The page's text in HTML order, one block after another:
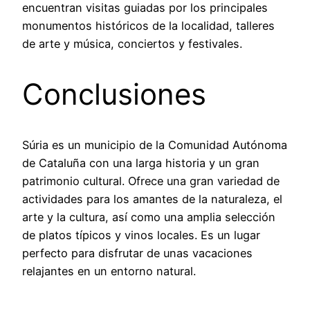
encuentran visitas guiadas por los principales
monumentos históricos de la localidad, talleres
de arte y música, conciertos y festivales.
Conclusiones
Súria es un municipio de la Comunidad Autónoma
de Cataluña con una larga historia y un gran
patrimonio cultural. Ofrece una gran variedad de
actividades para los amantes de la naturaleza, el
arte y la cultura, así como una amplia selección
de platos típicos y vinos locales. Es un lugar
perfecto para disfrutar de unas vacaciones
relajantes en un entorno natural.